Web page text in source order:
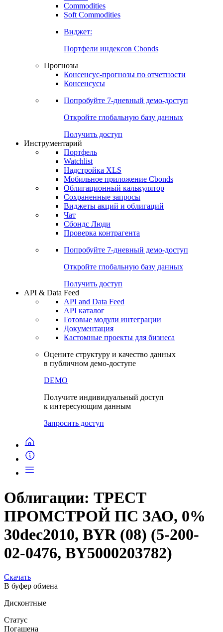
Commodities
Золото
Бензин
Soft Commodities
Виджет:
Портфели индексов Cbonds
Прогнозы
Консенсусы
Попробуйте7-дневный
Откройте глобальную базу данных
Получить доступ
Инструментарий
Портфель
Watchlist
Надстройка XLS
Мобильное приложение Cbonds
Облигационный калькулятор
Сохраненные запросы
Чат
Проверка контрагента
Попробуйте7-дневный
Откройте глобальную базу данных
Получить доступ
API & Data Feed
API and Data Feed
Готовые модули интеграции
Документация
в публичном демо-доступе
Облигации: ТРЕСТ
ПРОМСТРОЙ ПС ЗАО, 0%
02-0476, BY5000203782)
В буфер обмена